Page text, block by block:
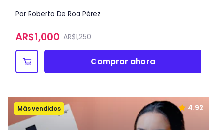
Por Roberto De Roa Pérez
AR$1,000 AR$1,250
Comprar ahora
Más vendidos 4.92